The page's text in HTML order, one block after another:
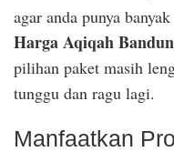
agar anda punya
Harga Aqiqah
pilihan paket masih
tunggu dan ragu lagi.
Manfaatkan